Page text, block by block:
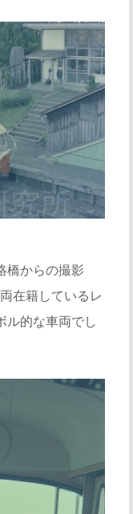
橋からの撮影
在籍しているレ
ル的な車両でし